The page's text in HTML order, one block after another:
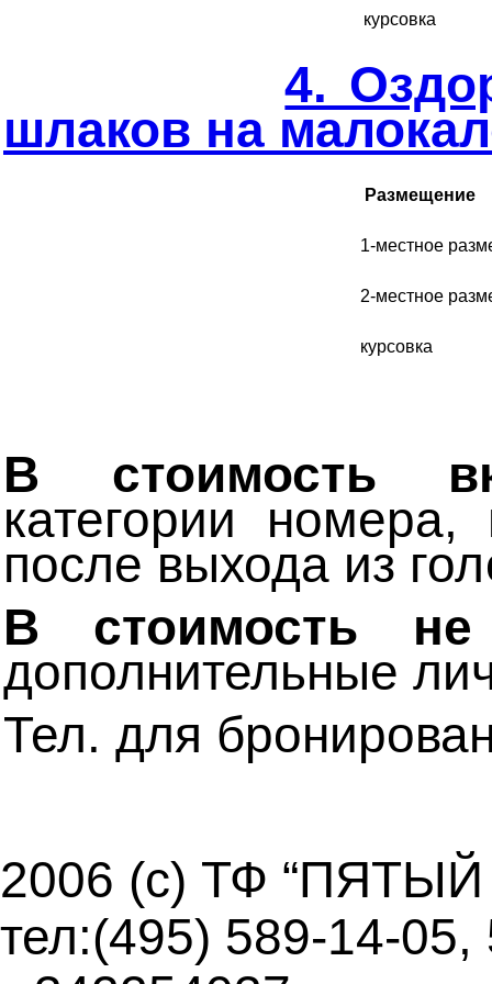
курсовка
4.
шлаков на
Размещение
1-местное
2-местное
курсовка
В стоимость
категории
после выхода из
В стоимость не
дополнительные
Тел. для
2006 (c) ТФ “ПЯТЫЙ
тел:(495) 589-14-05,